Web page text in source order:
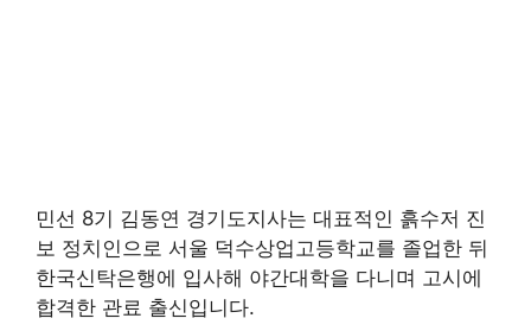
민선 8기 김동연 경기도지사는 대표적인 흙수저 진
보 정치인으로 서울 덕수상업고등학교를 졸업한 뒤
한국신탁은행에 입사해 야간대학을 다니며 고시에
합격한 관료 출신입니다.